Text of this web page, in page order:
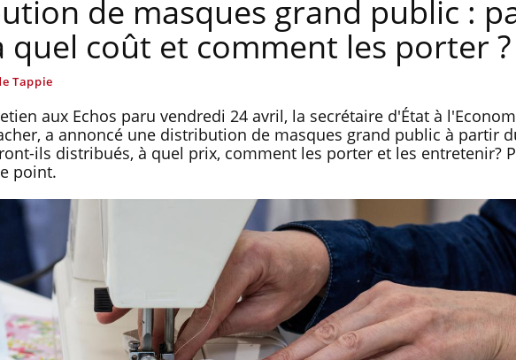
de masques grand public :
quel coût et comment les porter ?
Tappie
aux Echos paru vendredi 24 avril, la secrétaire d'État à
a annoncé une distribution de masques grand public à partir
ils distribués, à quel prix, comment les porter et les entretenir?
point.